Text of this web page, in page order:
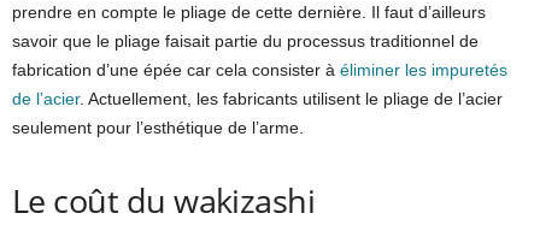
prendre en compte le pliage de cette dernière. Il faut d’ailleurs
savoir que le pliage faisait partie du processus traditionnel de
fabrication d’une épée car cela consister à éliminer les impuretés
de l’acier. Actuellement, les fabricants utilisent le pliage de l’acier
seulement pour l’esthétique de l’arme.
Le coût du wakizashi